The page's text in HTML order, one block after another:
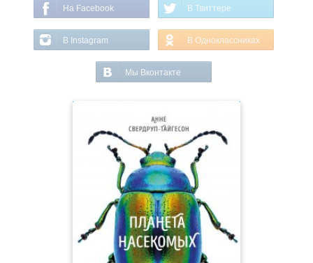
На Facebook В Твиттере
В Instagram В Одноклассниках
Мы Вконтакте